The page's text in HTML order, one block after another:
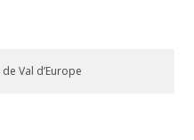
Val d’Europe